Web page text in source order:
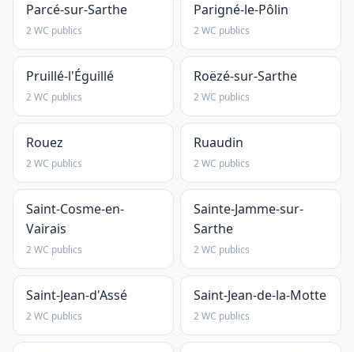
Parcé-sur-Sarthe
2 WC publics
Parigné-le-Pôlin
2 WC publics
Pruillé-l'Éguillé
2 WC publics
Roëzé-sur-Sarthe
2 WC publics
Rouez
2 WC publics
Ruaudin
2 WC publics
Saint-Cosme-en-
Vairais
2 WC publics
Sainte-Jamme-sur-
Sarthe
2 WC publics
Saint-Jean-d'Assé
2 WC publics
Saint-Jean-de-la-Motte
2 WC publics